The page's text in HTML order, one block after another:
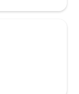
öffnet sich zu